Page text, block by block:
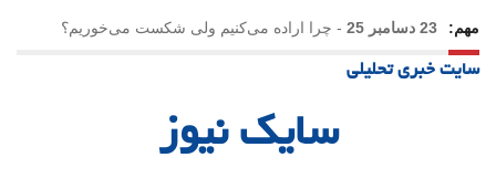
مهم: 23 دسامبر 25 - چرا اراده می‌کنیم ولی شکست می‌خوریم؟
21 دسامبر 25
سایت خبری تحلیلی
سایک نیوز